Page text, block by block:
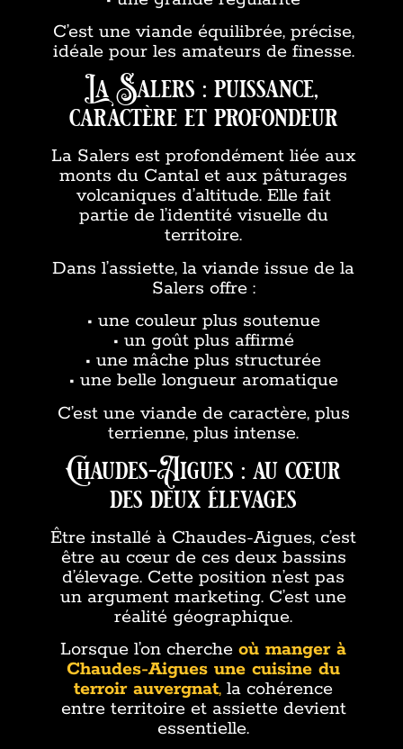
C’est une viande équilibrée, précise,
idéale pour les amateurs de finesse.
La Salers : puissance,
caractère et profondeur
La Salers est profondément liée aux
monts du Cantal et aux pâturages
volcaniques d’altitude. Elle fait
partie de l’identité visuelle du
territoire.
Dans l’assiette, la viande issue de la
Salers offre :
• une couleur plus soutenue
• un goût plus affirmé
• une mâche plus structurée
• une belle longueur aromatique
C’est une viande de caractère, plus
terrienne, plus intense.
Chaudes-Aigues : au cœur
des deux élevages
Être installé à Chaudes-Aigues, c’est
être au cœur de ces deux bassins
d’élevage. Cette position n’est pas
un argument marketing. C’est une
réalité géographique.
Lorsque l’on chercheoù manger à
Chaudes-Aigues une cuisine du
terroir auvergnat, la cohérence
entre territoire et assiette devient
essentielle.